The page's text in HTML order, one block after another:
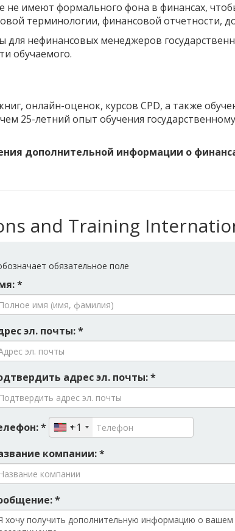
имеют формального фона в финансах,
терминологии, финансовой отчетности,
для нефинансовых менеджеров
обучаемого.
онлайн-оценок, курсов CPD, а также
25-летний опыт обучения
дополнительной информации о
and Training
обязательное поле
*
эл. почты: *
адрес эл. почты: *
*
+1
компании: *
*